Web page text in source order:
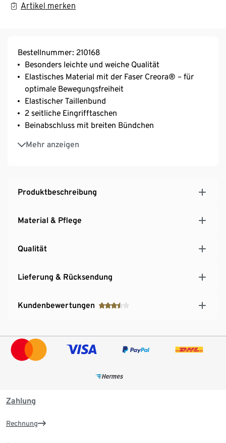
Artikel merken
Bestellnummer: 210168
Besonders leichte und weiche Qualität
Elastisches Material mit der Faser Creora® – für
optimale Bewegungsfreiheit
Elastischer Taillenbund
2 seitliche Eingrifftaschen
Beinabschluss mit breiten Bündchen
Mehr anzeigen
Komfortabler Schnitt
2-farbiger Melange-Effekt
Produktbeschreibung
Material & Pflege
Qualität
Lieferung & Rücksendung
Kundenbewertungen
Zahlung
Rechnung